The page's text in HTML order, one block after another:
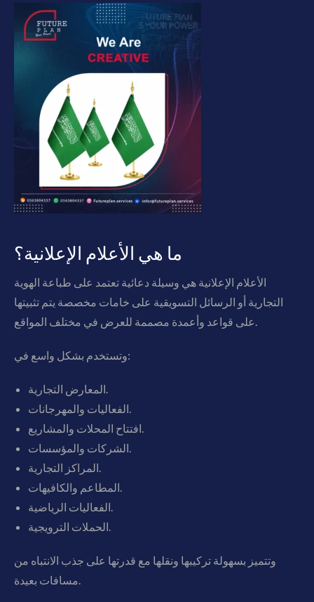
ما هي الأعلام الإعلانية؟
الأعلام الإعلانية هي وسيلة دعائية تعتمد على طباعة الهوية
التجارية أو الرسائل التسويقية على خامات مخصصة يتم تثبيتها
على قواعد وأعمدة مصممة للعرض في مختلف المواقع.
وتستخدم بشكل واسع في:
المعارض التجارية.
الفعاليات والمهرجانات.
افتتاح المحلات والمشاريع.
الشركات والمؤسسات.
المراكز التجارية.
المطاعم والكافيهات.
الفعاليات الرياضية.
الحملات الترويجية.
وتتميز بسهولة تركيبها ونقلها مع قدرتها على جذب الانتباه من
مسافات بعيدة.